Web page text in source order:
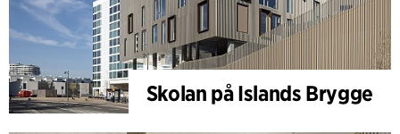
Skolan på Islands Brygge